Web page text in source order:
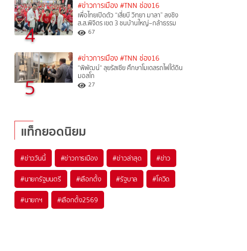
4
#ข่าวการเมือง #TNN ช่อง16
เพื่อไทยเปิดตัว “เสี่ยบี วิทยา มาลา” ลงชิง
ส.ส.พิจิตร เขต 3 ชนบ้านใหญ่–กล้าธรรม
67
5
#ข่าวการเมือง #TNN ช่อง16
“พิพัฒน์“ ลุยรัสเซีย ศึกษาโมเดลรถไฟใต้ดิน
มอสโก
27
แท็กยอดนิยม
#ข่าววันนี้ #ข่าวการเมือง #ข่าวล่าสุด #ข่าว
#นายกรัฐมนตรี #เลือกตั้ง #รัฐบาล #โควิด
#นายกฯ #เลือกตั้ง2569